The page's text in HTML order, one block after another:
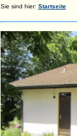
Sie sind hier: Startseite